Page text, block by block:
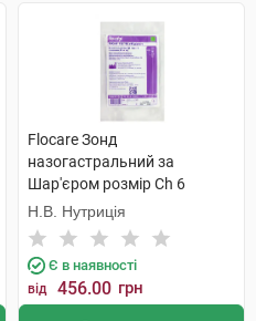
Flocare Зонд
назогастральний за
Шар'єром розмір Ch 6
довжина 60 см 1 шт
Н.В. Нутриція
Є в наявності
від 456.00 грн